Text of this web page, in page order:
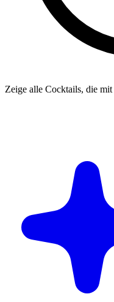
Zeige alle Cocktails, die mit